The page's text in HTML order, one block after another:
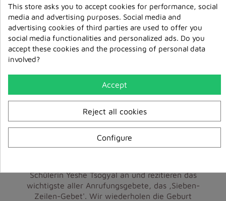
Allwissenheit erleuchten, um seine - wie er
selbst sagt - bis jetzt beste Belehrung zum
Guru-Yoga zu geben. In diesem ersten Teil
erklärt Rinpoche die Natur und den Sinn der
Hingabe, die Visualisation des Verdienstfeldes,
Wir beginnen die Praxis mit dem Visualisieren
des Verdienstfeldes - Guru Rinpoche, die
fünfundzwanzig Schüler und alle Meister der
Linie. Während wir uns der Weisheit, dem
Mitgefühl und der verwandelnden Kraft Guru
Schülerin Yeshe Tsogyal an und rezitieren das
wichtigste aller Anrufungsgebete, das ‚Sieben-
Zeilen-Gebet'. Wir wiederholen die Geburt
This store asks you to accept cookies for performance, social
media and advertising purposes. Social media and
advertising cookies of third parties are used to offer you
social media functionalities and personalized ads. Do you
accept these cookies and the processing of personal data
involved?
Accept
Reject all cookies
Configure